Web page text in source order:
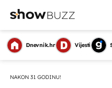
Dnevnik.hr Vijesti
NAKON 31 GODINU!